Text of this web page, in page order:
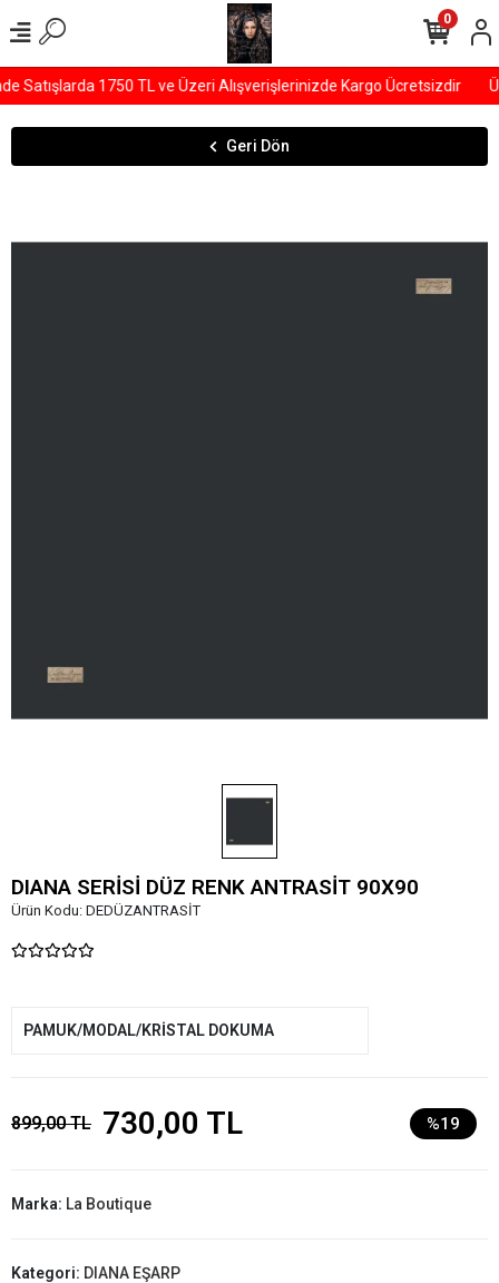
Satışlarda 1750 TL ve Üzeri Alışverişlerinizde Kargo Ücretsizdir
0
Geri Dön
DIANA SERİSİ DÜZ RENK ANTRASİT 90X90
Ürün Kodu: DEDÜZANTRASİT
PAMUK/MODAL/KRİSTAL DOKUMA
899,00 TL 730,00 TL %19
Marka: La Boutique
Kategori: DIANA EŞARP